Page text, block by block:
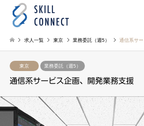
求人一覧 東京 業務委託（週5） 通信系サ
東京 業務委託（週5）
通信系サービス企画、開発業務支援